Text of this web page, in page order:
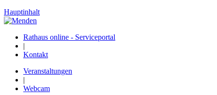
Hauptinhalt
Rathaus online - Serviceportal
|
Kontakt
Veranstaltungen
|
Webcam